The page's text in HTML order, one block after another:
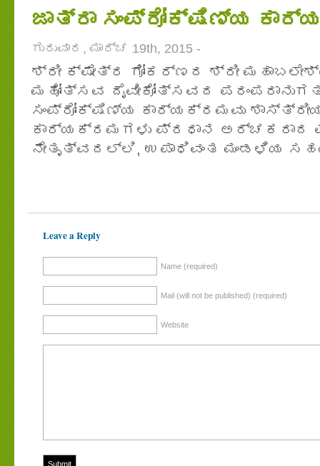
ಜಾತ್ರಾ ಸಂಪ್ರೋಕ್ಷಿಣ್ಯ
ಗುರುವಾರ, ಮಾರ್ಚ 19th, 2015 -
ಶ್ರೀ ಕ್ಷೇತ್ರ ಗೋಕರ್ಣದ ಶ್ರೀ
ಮಹೋತ್ಸವ ದೈವೀಕೋತ್ಸವದ
ಸಂಪ್ರೋಕ್ಷಿಣ್ಯ ಕಾರ್ಯಕ್ರಮವು
ಕಾರ್ಯಕ್ರಮಗಳು ಪ್ರಧಾನ ಅರ್ಚಕರಾದ
ನೇತೃತ್ವದಲ್ಲಿ, ಉಪಾಧಿವಂತ ಮಂಡಳಿಯ
Leave a Reply
Name (required)
Mail (will not be published) (required)
Website